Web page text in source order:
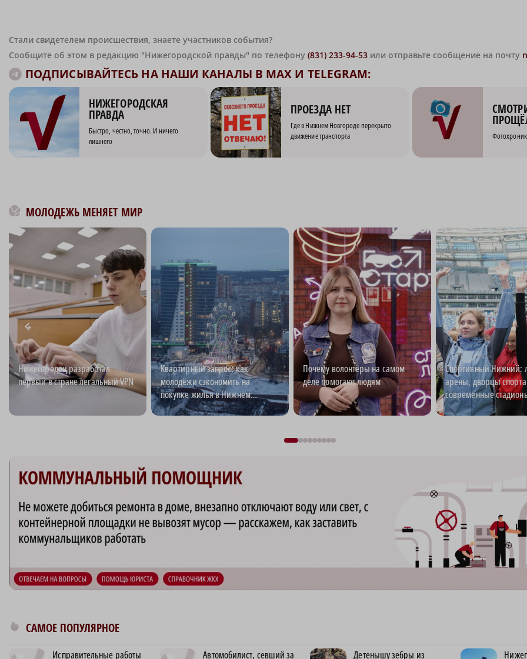
Стали свидетелем происшествия, знаете участников события?
Сообщите об этом в редакцию "Нижегородской правды" по телефону (831) 233-94-53 или отправьте сообщение на почту
ПОДПИСЫВАЙТЕСЬ НА НАШИ КАНАЛЫ В MAX И TELEGRAM:
НИЖЕГОРОДСКАЯ
ПРАВДА
Быстро, честно, точно. И ничего
лишнего
ПРОЕЗДА НЕТ
Где в Нижнем Новгороде перекрыто
движение транспорта
МОЛОДЕЖЬ МЕНЯЕТ МИР
Нижегородец разработал
первый в стране легальный VPN
Квартирный запрос: как
молодёжи сэкономить на
покупке жилья в Нижнем
Новгороде
Почему волонтёры на самом
деле помогают людям
Спортивный Нижний:
арены, дворцы
современные
САМОЕ ПОПУЛЯРНОЕ
Исправительные работы
Автомобилист, севший за
Детенышу зебры из